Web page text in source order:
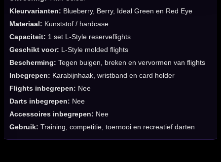
Kleurvarianten: Blueberry, Berry, Ideal Green en Red Eye
Materiaal: Kunststof / hardcase
Capaciteit: 1 set L-Style reserveflights
Geschikt voor: L-Style molded flights
Bescherming: Tegen buigen, breken en vervormen van flights
Inbegrepen: Karabijnhaak, wristband en card holder
Flights inbegrepen: Nee
Darts inbegrepen: Nee
Accessoires inbegrepen: Nee
Gebruik: Training, competitie, toernooi en recreatief darten